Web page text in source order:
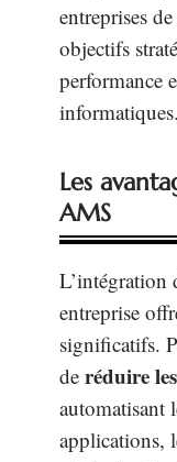
entreprises
objectifs
performance
informatiques.
Les
AMS
L’intégration
entreprise
significatifs.
de réduire
automatisant
applications,